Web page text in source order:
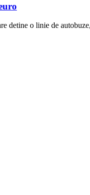
detine o linie de